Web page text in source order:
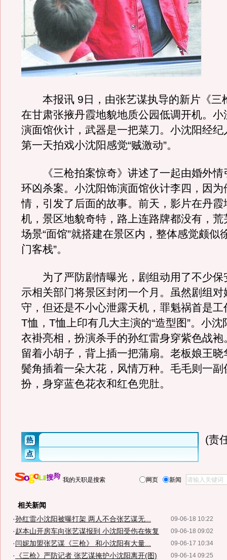
本报讯 9日，由张艺谋执导的新片《三
在甘肃张掖丹霞地貌地质公园低调开机。小
演面馆伙计，武器是一把菜刀。小沈阳经纪
第一天拍戏小沈阳感觉“贼激动”。
《三枪拍案惊奇》讲述了一起由婚外情
环凶杀案。小沈阳饰演面馆伙计李四，因为
情，引发了后面的故事。前天，影片在丹霞
机，景区地貌奇特，路上连路牌都没有，荒
场景“面馆”就搭建在景区内，整体感觉颇似
门客栈”。
为了严防剧情曝光，剧组动用了不少保
示相关部门将景区封闭一个月。虽然剧组对
守，但还是不小心泄露天机，罪魁祸首是工
T恤，T恤上印有几大主演的“造型图”。小沈
衣褂亮相，扮演杀手的孙红雷身穿紫色战袍
留着小胡子，背上插一把蒲扇。老板娘王晓
鬓角插着一朵大花，风情万种。毛毛则一副
扮，身穿蓝色花衣和红色兜肚。
(责
我的天职是搜索 网页 新闻
相关新闻
09-06-18 10:22
·孙红雷小沈阳被曝打架 两人不合张艺谋无...
09-06-18 09:02
·赵本山开房车向张艺谋报到 小沈阳受伤在恢复
09-06-17 10:34
·闫妮加盟张艺谋《三枪》 和小沈阳有大量...
09-06-14 09:25
· 《三枪》严防记者 张艺谋掩护小沈阳离开(图)